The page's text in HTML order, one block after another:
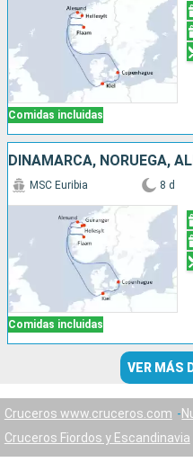
Comidas incluidas
DINAMARCA, NORUEGA,
Comidas incluidas
MSC Euribia 8 d
VER MÁS
Cruceros www.cruceros.com
Cruceros Fiordos y Escandinavia